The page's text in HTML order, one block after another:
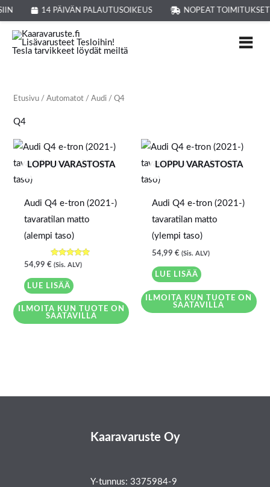
14 PÄIVÄN PALAUTUSOIKEUS NOPEAT
Siirry
sisältöön
Etusivu /Automatot /Audi / Q4
Q4
LOPPU VARASTOSTA
Audi Q4 e-tron (2021-)
tavaratilan matto
(alempi taso)
Arvostelu
tuotteesta:
5.00
/ 5
54,99 € (Sis. ALV)
LUE LISÄÄ
ILMOITA KUN TUOTE ON
SAATAVILLA
LOPPU VARASTOSTA
Audi Q4 e-tron (2021-)
tavaratilan matto
(ylempi taso)
54,99 € (Sis. ALV)
LUE LISÄÄ
ILMOITA KUN TUOTE ON
SAATAVILLA
Kaaravaruste Oy
Y-tunnus: 3375984-9